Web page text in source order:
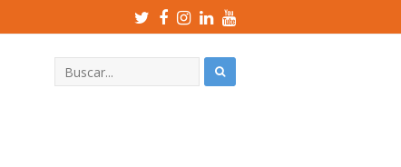
Twitter
Profile
Facebook
Profile
Instagram
Profile
LinkedIn
Profile
Youtube
Profile